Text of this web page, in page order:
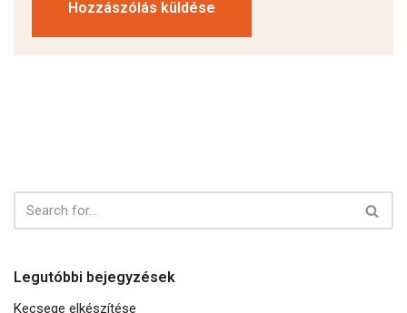
Legutóbbi bejegyzések
Kecsege elkészítése